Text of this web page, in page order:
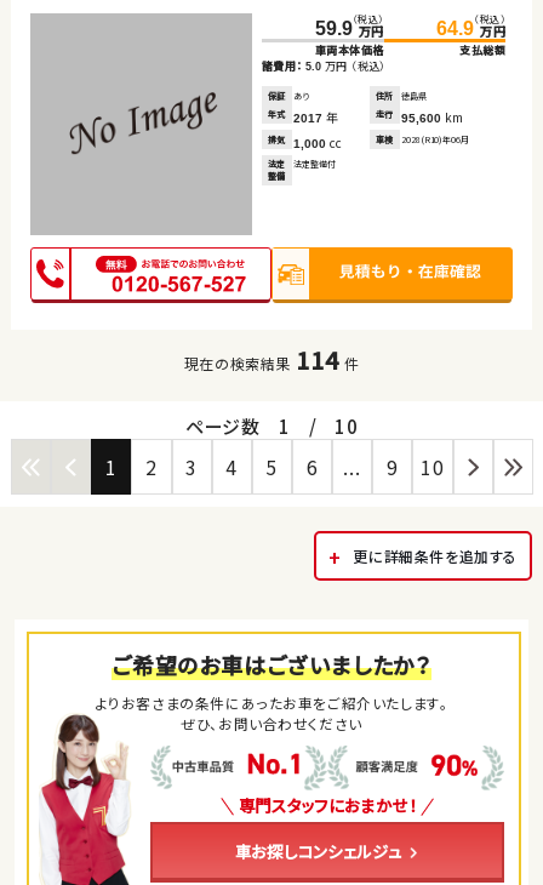
59.9（税込）
万円
車両本体価格
64.9（税込）
万円
支払総額
諸費用： 5.0 万円 （税込）
保証 あり 住所
徳島県
年式
2017 年 走行 95,600 km
排気 1,000 cc 車検 2028(R10)年06月
法定
整備
法定整備付
現在の検索結果 114 件
ページ数 1 / 10
1 2 3 4 5 6 ... 9 10
更に詳細条件を追加する
ご希望のお車はございましたか？
よりお客さまの条件にあったお車をご紹介いたします。
ぜひ、お問い合わせください
専門スタッフにおまかせ！
車お探しコンシェルジュ